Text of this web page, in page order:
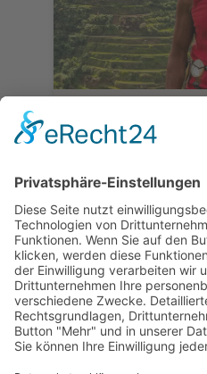
Luzon |
5 Tage ab / bis Manila
ab 1.599,— €